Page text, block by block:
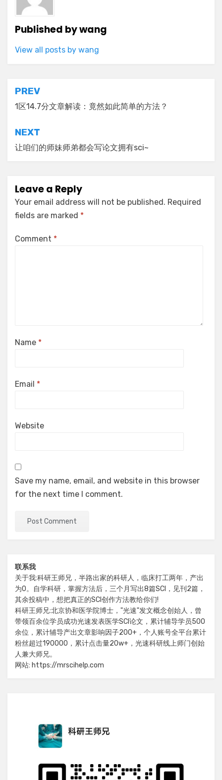
Published bywang
View all posts by wang
Post
navigation
PREV
1区14.7分文章解读：竟然如此简单的方法？
NEXT
让咱们的师妹师弟都会写论文拥有sci~
Leave a Reply
Your email address will not be published. Required
fields are marked *
Comment *
Name *
Email *
Website
Save my name, email, and website in this browser
for the next time I comment.
联系我
关于我:科研王师兄，半路出家的科研人，临床打工两年，产出
为0。自学科研，掌握方法后，三个月写出8篇SCI，见刊2篇，
其余投稿中，想把真正的SCI创作方法教给你们!
科研王师兄:北京协和医学院博士，"光速"发文概念创始人，曾
带领百余位学员成功光速发表医学SCI论文，累计辅导学员500
余位，累计辅导产出文章影响因子200+，个人账号全平台累计
粉丝超过190000，累计点击量20w+，光速科研线上师门创始
人兼大师兄。
网站: https://mrscihelp.com